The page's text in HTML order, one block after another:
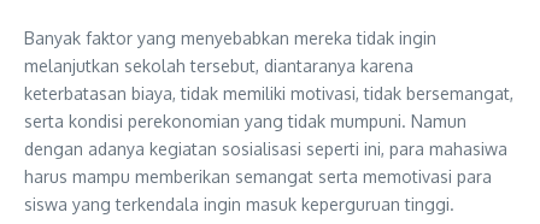
Banyak faktor yang menyebabkan mereka tidak ingin
melanjutkan sekolah tersebut, diantaranya karena
keterbatasan biaya, tidak memiliki motivasi, tidak bersemangat,
serta kondisi perekonomian yang tidak mumpuni. Namun
dengan adanya kegiatan sosialisasi seperti ini, para mahasiwa
harus mampu memberikan semangat serta memotivasi para
siswa yang terkendala ingin masuk keperguruan tinggi.